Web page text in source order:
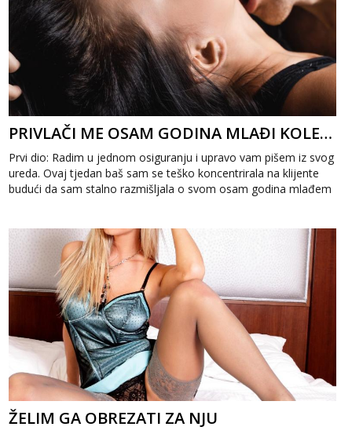
PRIVLAČI ME OSAM GODINA MLAĐI KOLEGA 1
Prvi dio: Radim u jednom osiguranju i upravo vam pišem iz svog
ureda. Ovaj tjedan baš sam se teško koncentrirala na klijente
budući da sam stalno razmišljala o svom osam godina mlađem
ŽELIM GA OBREZATI ZA NJU